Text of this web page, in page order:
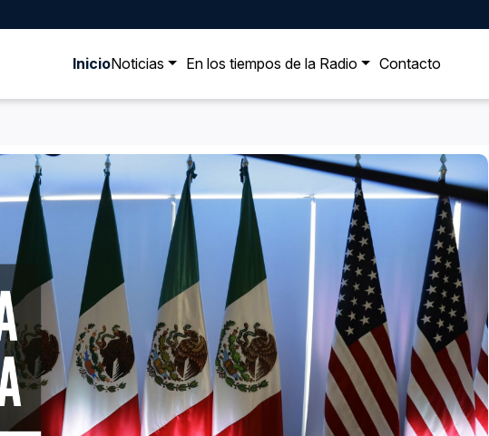
InicioNoticias En los tiempos de la Radio Contacto